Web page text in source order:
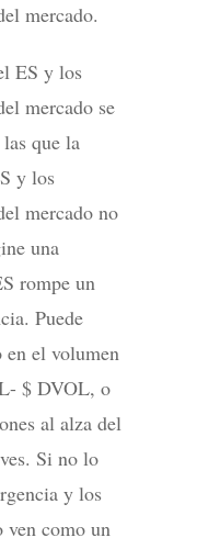
mercado.
ES y los
mercado se
que la
y los
mercado no
una
rompe un
Puede
en el volumen
$ DVOL, o
al alza del
Si no lo
y los
ven como un